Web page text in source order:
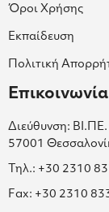
Όροι Χρήσης
Εκπαίδευση
Πολιτική
Επικοινωνία
Διεύθυνση:
57001
Τηλ.: +30 2310
Fax: +30 2310